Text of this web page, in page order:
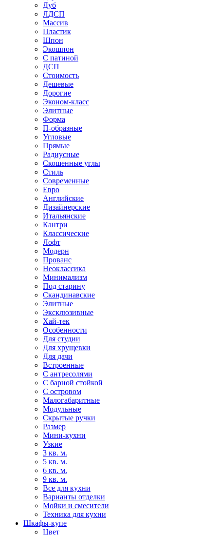
Дуб
ЛДСП
Массив
Пластик
Шпон
Экошпон
С патиной
ДСП
Стоимость
Дешевые
Дорогие
Эконом-класс
Элитные
Форма
П-образные
Угловые
Прямые
Радиусные
Скошенные углы
Стиль
Современные
Евро
Английские
Дизайнерские
Итальянские
Кантри
Классические
Лофт
Модерн
Прованс
Неоклассика
Минимализм
Под старину
Скандинавские
Элитные
Эксклюзивные
Хай-тек
Особенности
Для студии
Для хрущевки
Для дачи
Встроенные
С антресолями
С барной стойкой
С островом
Малогабаритные
Модульные
Скрытые ручки
Размер
Мини-кухни
Узкие
3 кв. м.
5 кв. м.
6 кв. м.
9 кв. м.
Все для кухни
Варианты отделки
Мойки и смесители
Техника для кухни
Шкафы-купе
Цвет